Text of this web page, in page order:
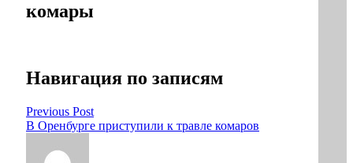
комары
Навигация по записям
Previous Post
В Оренбурге приступили к травле комаров